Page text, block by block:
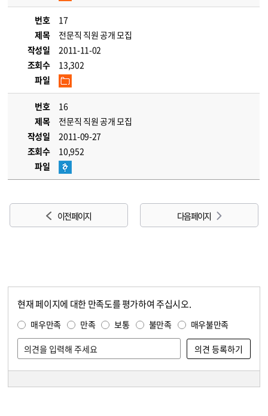
번호
17
제목
전문직 직원 공개 모집
작성일
2011-11-02
조회수
13,302
파일
번호
16
제목
전문직 직원 공개 모집
작성일
2011-09-27
조회수
10,952
파일
이전 페이지 다음 페이지
현재 페이지에 대한 만족도를 평가하여 주십시오.
매우만족 만족 보통 불만족 매우불만족